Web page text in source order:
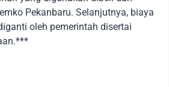
Pekanbaru. Selanjutnya, biaya
oleh pemerintah disertai